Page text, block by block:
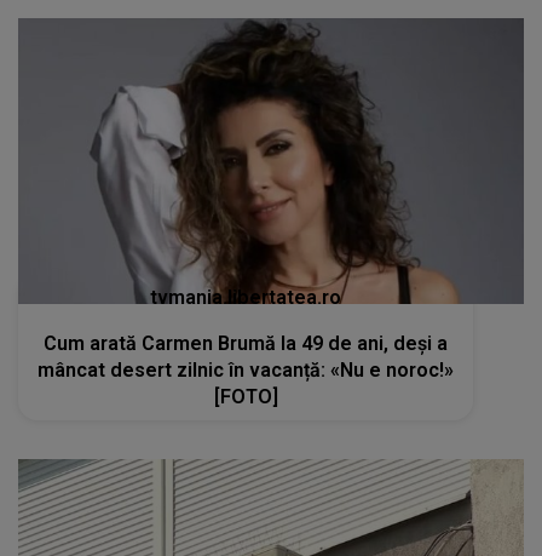
tvmania.libertatea.ro
Cum arată Carmen Brumă la 49 de ani, deși a
mâncat desert zilnic în vacanță: «Nu e noroc!»
[FOTO]